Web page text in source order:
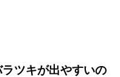
ツキが出やすいの